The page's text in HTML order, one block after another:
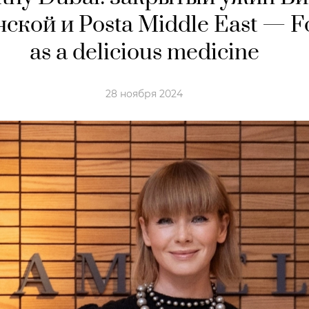
и Posta Middle East —
as a delicious medicine
28 ноября 2024